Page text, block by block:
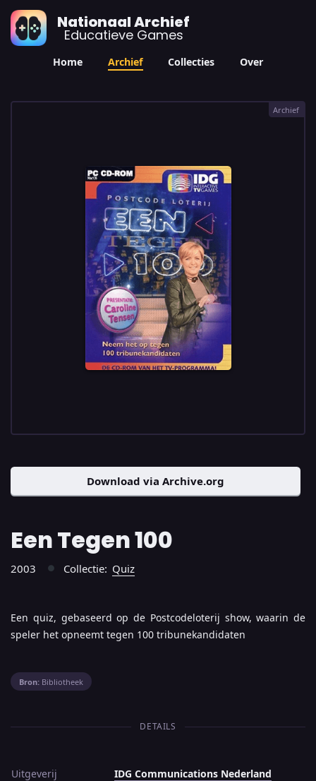
Nationaal Archief
Educatieve Games
Home Archief Collecties Over
Archief
Download via Archive.org
Een Tegen 100
2003 ● Collectie: Quiz
Een quiz, gebaseerd op de Postcodeloterij show, waarin de
speler het opneemt tegen 100 tribunekandidaten
Bron: Bibliotheek
DETAILS
Uitgeverij
IDG Communications Nederland